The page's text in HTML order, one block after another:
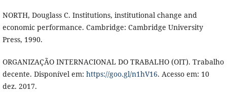
NORTH, Douglass C. Institutions, institutional change and
economic performance. Cambridge: Cambridge University
Press, 1990.
ORGANIZAÇÃO INTERNACIONAL DO TRABALHO (OIT). Trabalho
decente. Disponível em: https://goo.gl/n1hV16. Acesso em: 10
dez. 2017.